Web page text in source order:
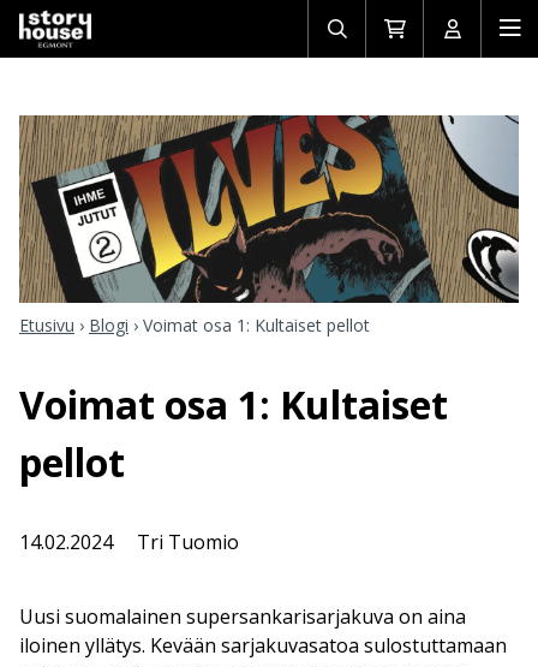
Avaa/sulje
haku
Siirry
ostoskoriin
Avaa/
Etusivu › Blogi › Voimat osa 1: Kultaiset pellot
Voimat osa 1: Kultaiset
pellot
14.02.2024 Tri Tuomio
Uusi suomalainen supersankarisarjakuva on aina
iloinen yllätys. Kevään sarjakuvasatoa sulostuttamaan